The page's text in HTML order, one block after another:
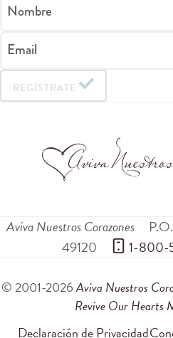
Nombre
Email
REGÍSTRATE
Aviva Nuestros Corazones
49120
1-800-
© 2001-2026Aviva Nuestros
Revive Our Hearts
Declaración de Privacidad